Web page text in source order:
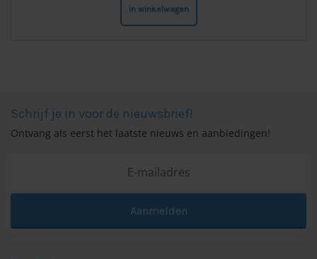
In winkelwagen
Schrijf je in voor de nieuwsbrief!
Ontvang als eerst het laatste nieuws en aanbiedingen!
Aanmelden